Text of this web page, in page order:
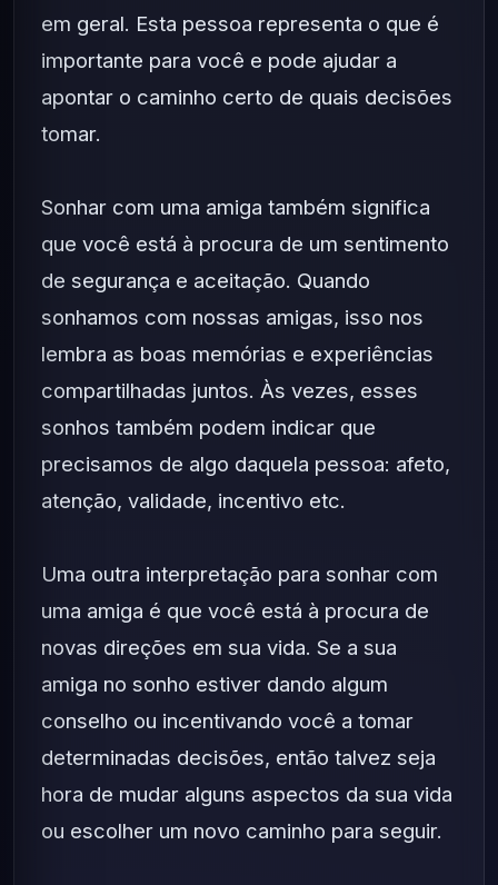
em geral. Esta pessoa representa o que é
importante para você e pode ajudar a
apontar o caminho certo de quais decisões
tomar.
Sonhar com uma amiga também significa
que você está à procura de um sentimento
de segurança e aceitação. Quando
sonhamos com nossas amigas, isso nos
lembra as boas memórias e experiências
compartilhadas juntos. Às vezes, esses
sonhos também podem indicar que
precisamos de algo daquela pessoa: afeto,
atenção, validade, incentivo etc.
Uma outra interpretação para sonhar com
uma amiga é que você está à procura de
novas direções em sua vida. Se a sua
amiga no sonho estiver dando algum
conselho ou incentivando você a tomar
determinadas decisões, então talvez seja
hora de mudar alguns aspectos da sua vida
ou escolher um novo caminho para seguir.